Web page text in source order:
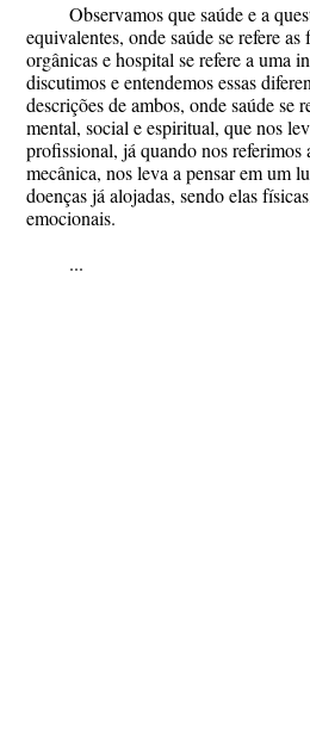
Observamos que saúde e a
equivalentes, onde saúde se refere
orgânicas e hospital se refere a uma
discutimos e entendemos essas
descrições de ambos, onde saúde se
mental, social e espiritual, que nos
profissional, já quando nos referimos
mecânica, nos leva a pensar em um
doenças já alojadas, sendo elas
emocionais.
...